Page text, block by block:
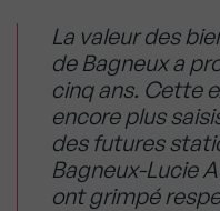
La valeur des
de Bagneux a
cinq ans. Cette
encore plus
des futures
Bagneux-Lucie
ont grimpé